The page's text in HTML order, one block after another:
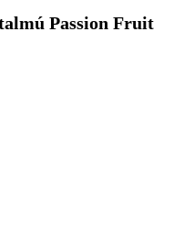
Passion Fruit